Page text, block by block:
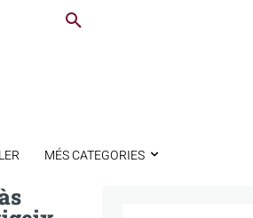
MÉS CATEGORIES